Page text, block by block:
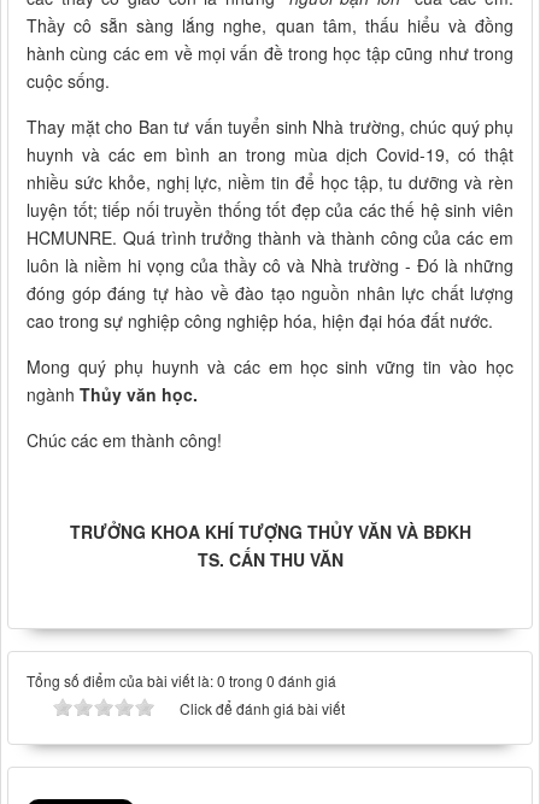
Thầy cô sẵn sàng lắng nghe, quan tâm, thấu hiểu và đồng
hành cùng các em về mọi vấn đề trong học tập cũng như trong
cuộc sống.
Thay mặt cho Ban tư vấn tuyển sinh Nhà trường, chúc quý phụ
huynh và các em bình an trong mùa dịch Covid-19, có thật
nhiều sức khỏe, nghị lực, niềm tin để học tập, tu dưỡng và rèn
luyện tốt; tiếp nối truyền thống tốt đẹp của các thế hệ sinh viên
HCMUNRE. Quá trình trưởng thành và thành công của các em
luôn là niềm hi vọng của thầy cô và Nhà trường - Đó là những
đóng góp đáng tự hào về đào tạo nguồn nhân lực chất lượng
cao trong sự nghiệp công nghiệp hóa, hiện đại hóa đất nước.
Mong quý phụ huynh và các em học sinh vững tin vào học
ngành Thủy văn học.
Chúc các em thành công!
TRƯỞNG KHOA KHÍ TƯỢNG THỦY VĂN VÀ BĐKH
TS. CẤN THU VĂN
Tổng số điểm của bài viết là: 0 trong 0 đánh giá
Click để đánh giá bài viết